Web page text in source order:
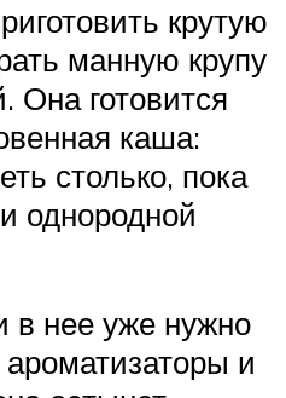
крутую
манную крупу
Она готовится
каша:
столько, пока
однородной
в нее уже нужно
и